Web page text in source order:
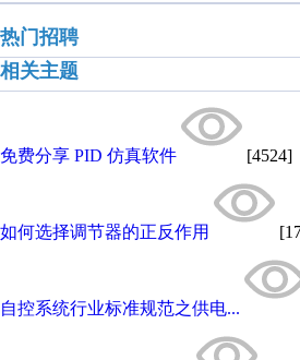
热门招聘
相关主题
免费分享 PID 仿真软件 [4524]
如何选择调节器的正反作用
自控系统行业标准规范之供电...